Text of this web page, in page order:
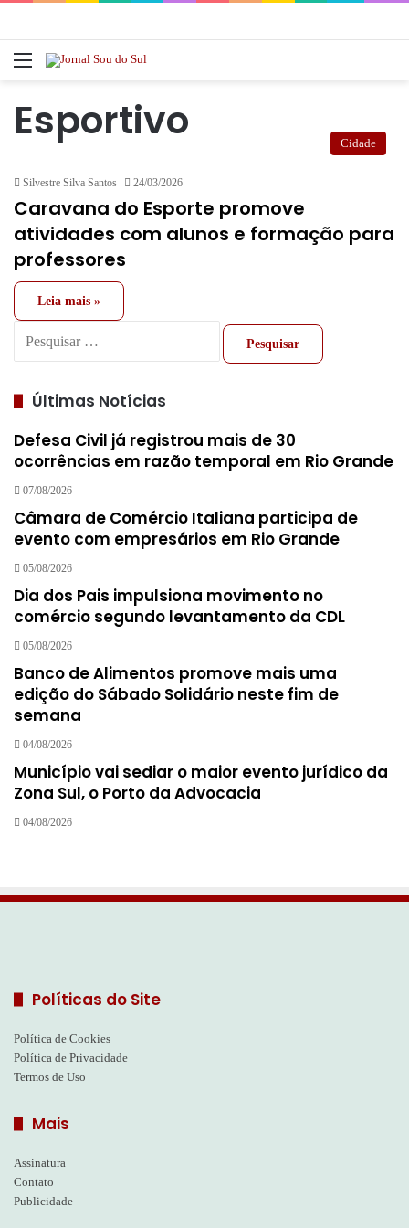
Menu
Esportivo Cidade
Silvestre Silva Santos 24/03/2026
Caravana do Esporte promove
atividades com alunos e formação para
professores
Leia mais »
por:
Últimas Notícias
Defesa Civil já registrou mais de 30
ocorrências em razão temporal em Rio Grande
07/08/2026
Câmara de Comércio Italiana participa de
evento com empresários em Rio Grande
05/08/2026
Dia dos Pais impulsiona movimento no
comércio segundo levantamento da CDL
05/08/2026
Banco de Alimentos promove mais uma
edição do Sábado Solidário neste fim de
semana
04/08/2026
Município vai sediar o maior evento jurídico da
Zona Sul, o Porto da Advocacia
04/08/2026
Políticas do Site
Política de Cookies
Política de Privacidade
Termos de Uso
Mais
Assinatura
Contato
Publicidade